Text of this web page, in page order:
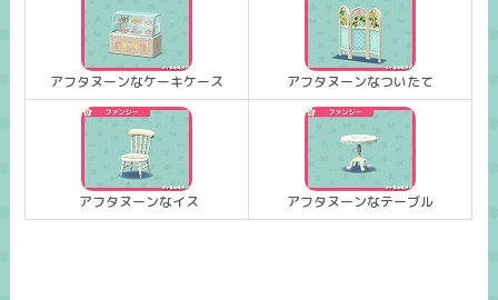
アフタヌーンなケーキケース アフタヌーンなついたて
アフタヌーンなイス アフタヌーンなテーブル